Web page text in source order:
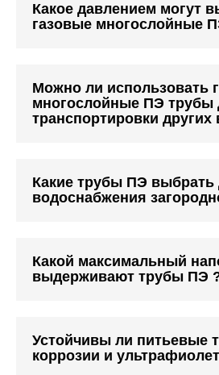
Какое давлением могут
газовые многослойные
Можно ли использовать
многослойные ПЭ трубы
транспортировки других
Какие трубы ПЭ выбрать
водоснабжения
Какой максимальный
выдерживают трубы ПЭ
Устойчивы ли питьевые
коррозии и